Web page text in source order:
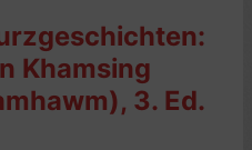
Khamsing
3. Ed.